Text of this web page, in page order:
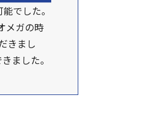
でした。
メガの時
きまし
ました。